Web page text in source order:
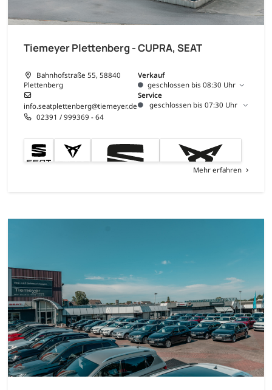
Tiemeyer Plettenberg - CUPRA, SEAT
Bahnhofstraße 55, 58840
Plettenberg
info.seatplettenberg@tiemeyer.de
02391 / 999369 - 64
Verkauf
geschlossen bis 08:30 Uhr
Service
geschlossen bis 07:30 Uhr
Mehr erfahren